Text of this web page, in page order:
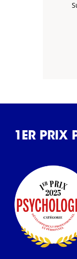
1ER PRIX